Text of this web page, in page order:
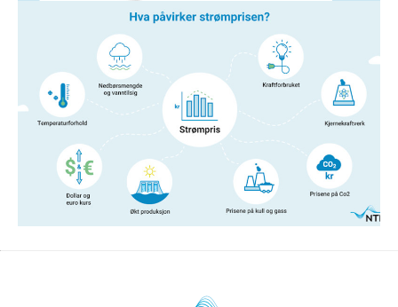
14. jan. 2026
Hva påvirker strømprisen?
Er du nysgjerrig på hva og hvem som egentlig
bestemmer hvor mye strømmen koster?
Les mer